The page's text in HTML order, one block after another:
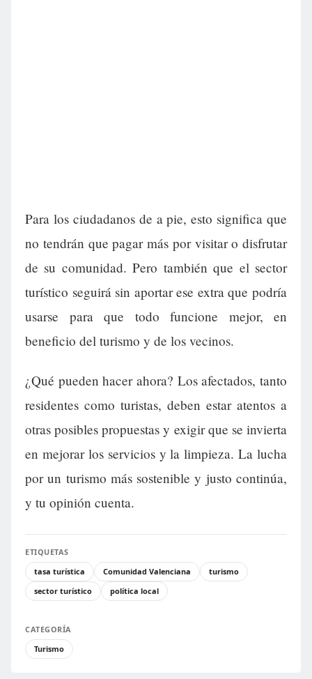
Para los ciudadanos de a pie, esto significa que
no tendrán que pagar más por visitar o disfrutar
de su comunidad. Pero también que el sector
turístico seguirá sin aportar ese extra que podría
usarse para que todo funcione mejor, en
beneficio del turismo y de los vecinos.
¿Qué pueden hacer ahora? Los afectados, tanto
residentes como turistas, deben estar atentos a
otras posibles propuestas y exigir que se invierta
en mejorar los servicios y la limpieza. La lucha
por un turismo más sostenible y justo continúa,
y tu opinión cuenta.
ETIQUETAS
tasa turística
Comunidad Valenciana
turismo
sector turístico
política local
CATEGORÍA
Turismo